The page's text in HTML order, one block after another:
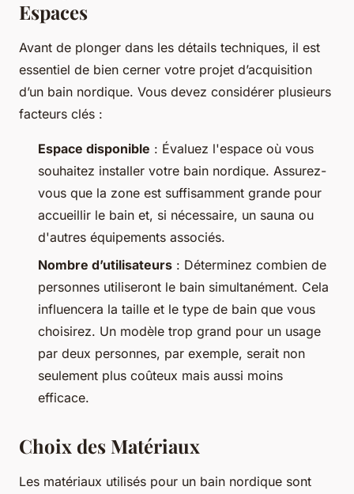
Espaces
Avant de plonger dans les détails techniques, il est
essentiel de bien cerner votre projet d’acquisition
d’un bain nordique. Vous devez considérer plusieurs
facteurs clés :
Espace disponible : Évaluez l'espace où vous
souhaitez installer votre bain nordique. Assurez-
vous que la zone est suffisamment grande pour
accueillir le bain et, si nécessaire, un sauna ou
d'autres équipements associés.
Nombre d’utilisateurs : Déterminez combien de
personnes utiliseront le bain simultanément. Cela
influencera la taille et le type de bain que vous
choisirez. Un modèle trop grand pour un usage
par deux personnes, par exemple, serait non
seulement plus coûteux mais aussi moins
efficace.
Choix des Matériaux
Les matériaux utilisés pour un bain nordique sont